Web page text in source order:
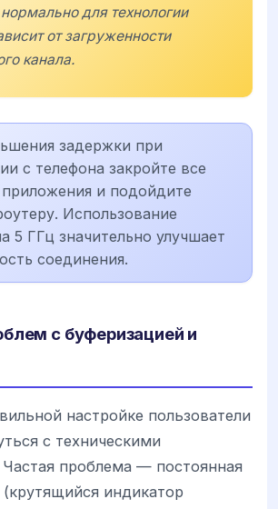
для технологии
от загруженности
канала.
задержки при
с телефона закройте все
и подойдите
Использование
5 ГГц значительно улучшает
соединения.
с буферизацией и
настройке пользователи
с техническими
проблема — постоянная
(крутящийся индикатор